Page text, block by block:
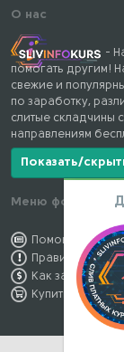
О нас
-
помогать другим!
свежие и
по заработку,
слитые складчины
направлениям
Показать/
Меню форума
Помощь по
Правила
Как заработать
Купить премиум